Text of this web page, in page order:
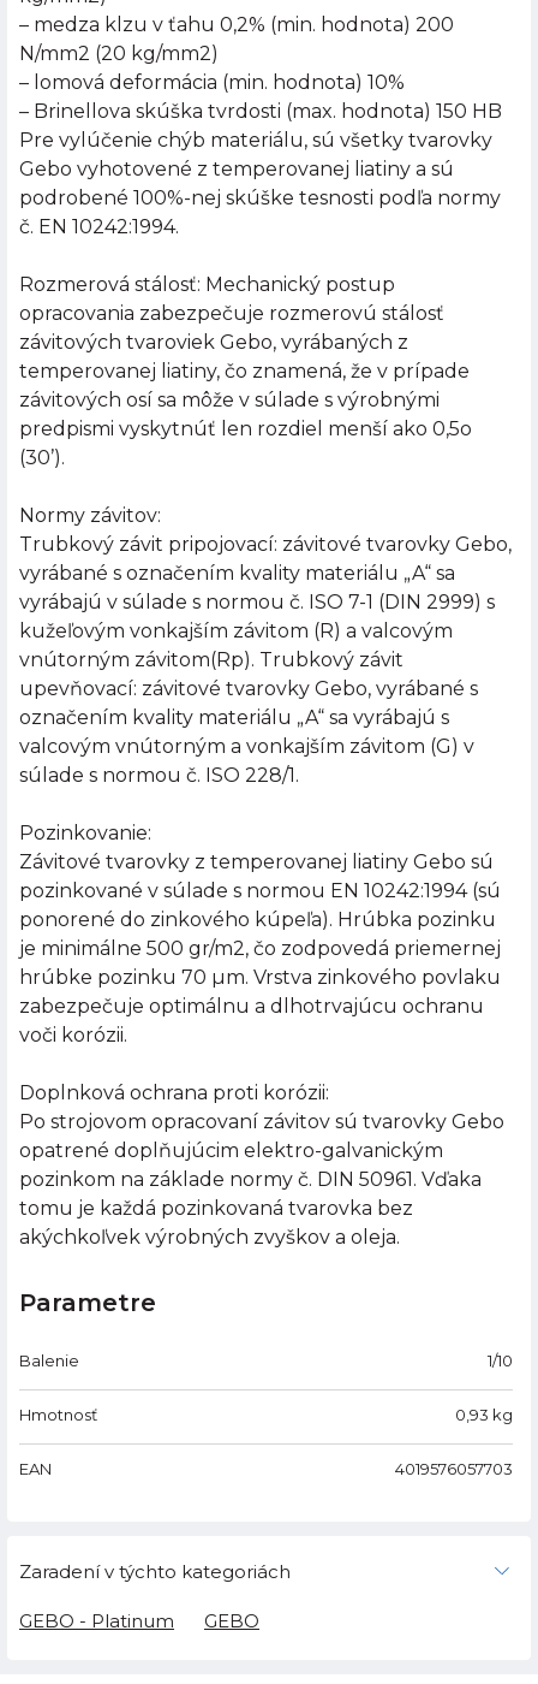
– medza klzu v ťahu 0,2% (min. hodnota) 200
N/mm2 (20 kg/mm2)
– lomová deformácia (min. hodnota) 10%
– Brinellova skúška tvrdosti (max. hodnota) 150 HB
Pre vylúčenie chýb materiálu, sú všetky tvarovky
Gebo vyhotovené z temperovanej liatiny a sú
podrobené 100%-nej skúške tesnosti podľa normy
č. EN 10242:1994.
Rozmerová stálosť: Mechanický postup
opracovania zabezpečuje rozmerovú stálosť
závitových tvaroviek Gebo, vyrábaných z
temperovanej liatiny, čo znamená, že v prípade
závitových osí sa môže v súlade s výrobnými
predpismi vyskytnúť len rozdiel menší ako 0,5o
(30’).
Normy závitov:
Trubkový závit pripojovací: závitové tvarovky Gebo,
vyrábané s označením kvality materiálu „A“ sa
vyrábajú v súlade s normou č. ISO 7-1 (DIN 2999) s
kužeľovým vonkajším závitom (R) a valcovým
vnútorným závitom(Rp). Trubkový závit
upevňovací: závitové tvarovky Gebo, vyrábané s
označením kvality materiálu „A“ sa vyrábajú s
valcovým vnútorným a vonkajším závitom (G) v
súlade s normou č. ISO 228/1.
Pozinkovanie:
Závitové tvarovky z temperovanej liatiny Gebo sú
pozinkované v súlade s normou EN 10242:1994 (sú
ponorené do zinkového kúpeľa). Hrúbka pozinku
je minimálne 500 gr/m2, čo zodpovedá priemernej
hrúbke pozinku 70 µm. Vrstva zinkového povlaku
zabezpečuje optimálnu a dlhotrvajúcu ochranu
voči korózii.
Doplnková ochrana proti korózii:
Po strojovom opracovaní závitov sú tvarovky Gebo
opatrené doplňujúcim elektro-galvanickým
pozinkom na základe normy č. DIN 50961. Vďaka
tomu je každá pozinkovaná tvarovka bez
akýchkoľvek výrobných zvyškov a oleja.
Parametre
Balenie 1/10
Hmotnosť 0,93 kg
EAN 4019576057703
Zaradení v týchto kategoriách
GEBO - Platinum GEBO